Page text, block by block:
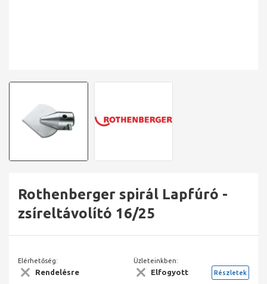
Rothenberger spirál Lapfúró -
zsíreltávolító 16/25
Elérhetőség:
Rendelésre
Üzleteinkben:
Elfogyott Részletek